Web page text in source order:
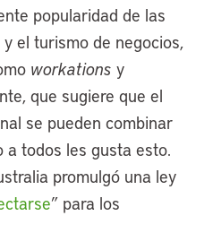
popularidad de las
el turismo de negocios,
workations y
que sugiere que el
se pueden combinar
a todos les gusta esto.
promulgó una ley
” para los